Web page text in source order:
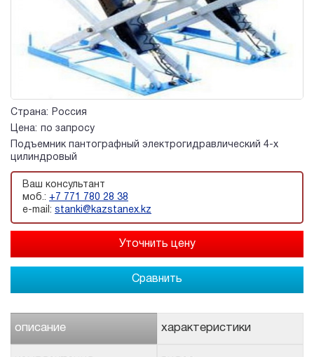
Страна:
Россия
Цена:
по запросу
Подъемник пантографный электрогидравлический 4-х
цилиндровый
Ваш консультант
моб.: +7 771 780 28 38
e-mail: stanki@kazstanex.kz
Сравнить
описание характеристики